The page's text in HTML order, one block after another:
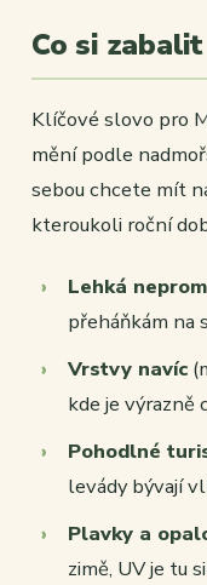
Co si zabalit
Klíčové slovo pro
mění podle
sebou chcete mít
kteroukoli roční
Lehká
přeháňkám na
Vrstvy navíc
kde je výrazně
Pohodlné
levády bývají
Plavky a
zimě, UV je tu